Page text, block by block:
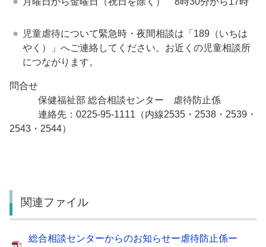
児童虐待について緊急時・夜間相談は「189（いちは
やく）」へご連絡してください。お近くの児童相談所
につながります。
問合せ
保健福祉部 総合相談センター 虐待防止係
連絡先：0225-95-1111（内線2535・2538・2539・
2543・2544）
関連ファイル
総合相談センターからのお知らせー虐待防止係ー